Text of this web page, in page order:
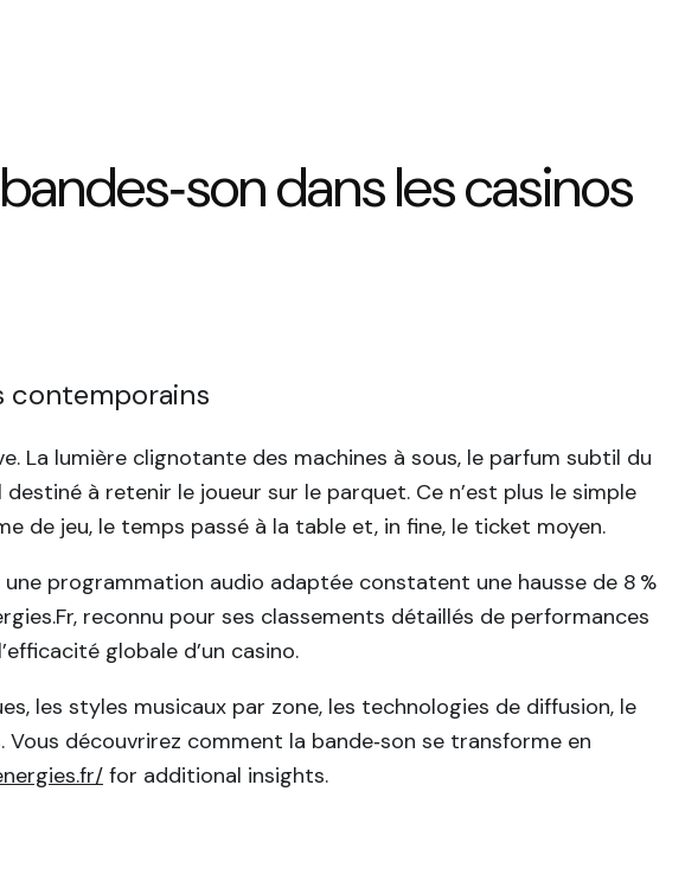
dans les casinos
contemporains
La lumière clignotante des machines à sous, le parfum subtil du
à retenir le joueur sur le parquet. Ce n’est plus le simple
de jeu, le temps passé à la table et, in fine, le ticket moyen.
programmation audio adaptée constatent une hausse de 8 %
reconnu pour ses classements détaillés de performances
globale d’un casino.
les styles musicaux par zone, les technologies de diffusion, le
découvrirez comment la bande‑son se transforme en
for additional insights.